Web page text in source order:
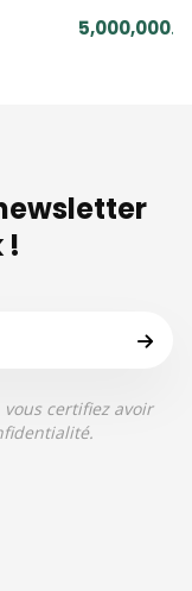
!
certifiez avoir